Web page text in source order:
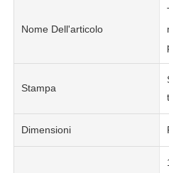
Nome Dell'articolo
Stampa
Dimensioni